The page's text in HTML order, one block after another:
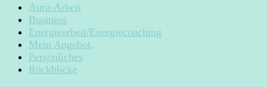
Aura-Arbeit
Business
Energiearbeit/Energiecoaching
Mein Angebot,
Persönliches
Rückblicke